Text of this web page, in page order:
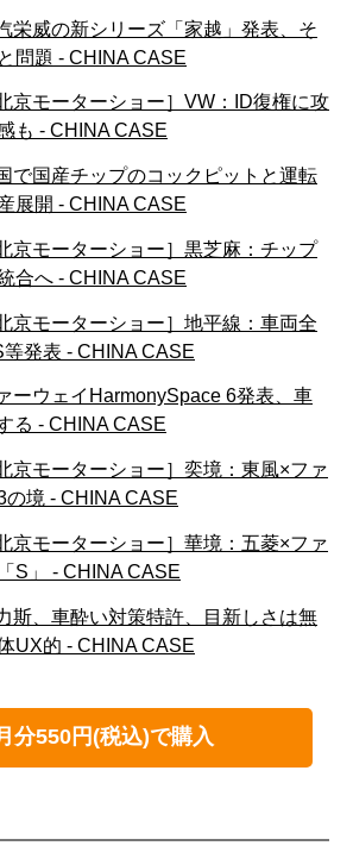
栄威の新シリーズ「家越」発表、そ
問題 - CHINA CASE
北京モーターショー］VW：ID復権に攻
も - CHINA CASE
で国産チップのコックピットと運転
展開 - CHINA CASE
北京モーターショー］黒芝麻：チップ
合へ - CHINA CASE
北京モーターショー］地平線：車両全
発表 - CHINA CASE
ーウェイHarmonySpace 6発表、車
る - CHINA CASE
北京モーターショー］奕境：東風×ファ
の境 - CHINA CASE
北京モーターショー］華境：五菱×ファ
S」 - CHINA CASE
斯、車酔い対策特許、目新しさは無
UX的 - CHINA CASE
分550円(税込)で購入